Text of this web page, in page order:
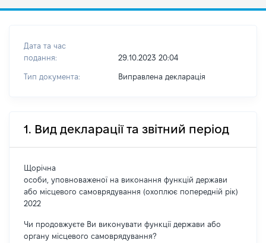
Дата та час
подання:
29.10.2023 20:04
Тип документа: Виправлена декларація
1. Вид декларації та звітний період
Щорічна
особи, уповноваженої на виконання функцій держави
або місцевого самоврядування (охоплює попередній рік)
2022
Чи продовжуєте Ви виконувати функції держави або
органу місцевого самоврядування?